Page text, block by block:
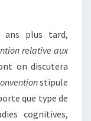
ans plus tard,
relative aux
on discutera
stipule
que type de
cognitives,